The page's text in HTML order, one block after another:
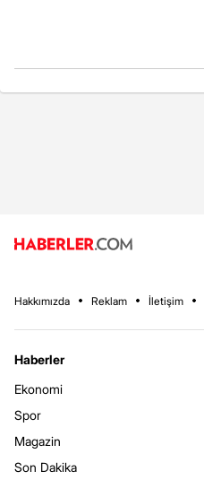
Hakkımızda Reklam İletişim
Haberler
Ekonomi
Spor
Magazin
Son Dakika